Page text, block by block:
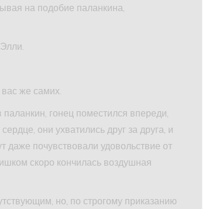
на подобие паланкина,
же самих.
гонец поместился впереди,
они ухватились друг за друга, и
даже почувствовали удовольствие от
скоро кончилась воздушная
но, по строгому приказанию